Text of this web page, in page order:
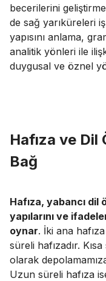
becerilerini
de sağ yarıküreleri
yapısını anlama,
analitik yönleri ile
duygusal ve öznel
Hafıza ve Dil
Bağ
Hafıza, yabancı
yapılarını ve
oynar. İki ana
süreli hafızadır.
olarak
Uzun süreli hafıza